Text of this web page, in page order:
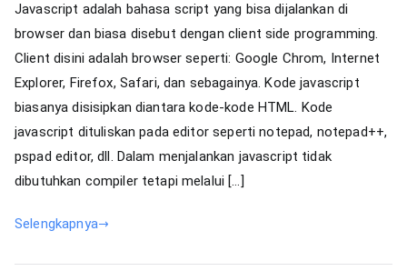
dengan
JAVASCRIPT
Javascript adalah bahasa script yang bisa dijalankan di
browser dan biasa disebut dengan client side programming.
Client disini adalah browser seperti: Google Chrom, Internet
Explorer, Firefox, Safari, dan sebagainya. Kode javascript
biasanya disisipkan diantara kode-kode HTML. Kode
javascript dituliskan pada editor seperti notepad, notepad++,
pspad editor, dll. Dalam menjalankan javascript tidak
dibutuhkan compiler tetapi melalui […]
Selengkapnya